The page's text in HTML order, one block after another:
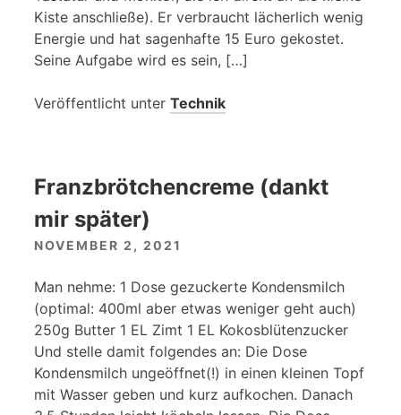
Kiste anschließe). Er verbraucht lächerlich wenig
Energie und hat sagenhafte 15 Euro gekostet.
Seine Aufgabe wird es sein, […]
Veröffentlicht unter Technik
Franzbrötchencreme (dankt
mir später)
NOVEMBER 2, 2021
Man nehme: 1 Dose gezuckerte Kondensmilch
(optimal: 400ml aber etwas weniger geht auch)
250g Butter 1 EL Zimt 1 EL Kokosblütenzucker
Und stelle damit folgendes an: Die Dose
Kondensmilch ungeöffnet(!) in einen kleinen Topf
mit Wasser geben und kurz aufkochen. Danach